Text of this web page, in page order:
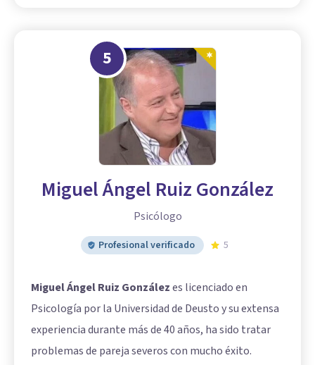
5
Miguel Ángel Ruiz González
Psicólogo
Profesional verificado 5
Miguel Ángel Ruiz Gonzálezes licenciado en
Psicología por la Universidad de Deusto y su extensa
experiencia durante más de 40 años, ha sido tratar
problemas de pareja severos con mucho éxito.